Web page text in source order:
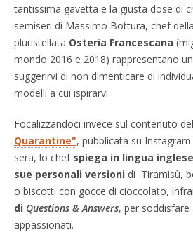
tantissima gavetta e la giusta dose di
semiseri di Massimo Bottura, chef
pluristellata Osteria Francescana
mondo 2016 e 2018) rappresentano
suggerirvi di non dimenticare di
modelli a cui ispirarvi.
Focalizzandoci invece sul contenuto
Quarantine", pubblicata su
sera, lo chef spiega in lingua
sue personali versioni di Tiramisù,
o biscotti con gocce di cioccolato,
di Questions & Answers, per soddisfare
appassionati.